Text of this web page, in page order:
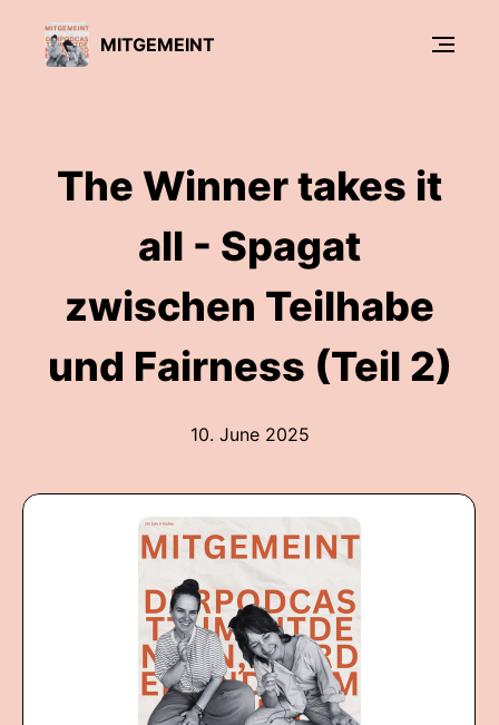
MITGEMEINT
The Winner takes it
all - Spagat
zwischen Teilhabe
und Fairness (Teil 2)
10. June 2025